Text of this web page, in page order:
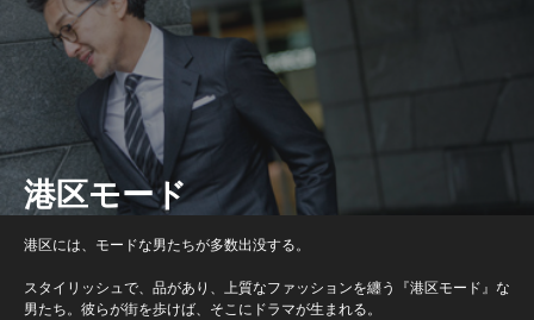
港区モード
港区には、モードな男たちが多数出没する。
スタイリッシュで、品があり、上質なファッションを纏う『港区モード』な
男たち。彼らが街を歩けば、そこにドラマが生まれる。